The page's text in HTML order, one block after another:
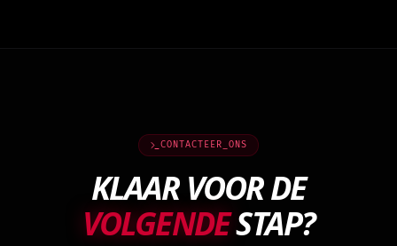
CONTACTEER_ONS
KLAAR VOOR DE
VOLGENDESTAP?